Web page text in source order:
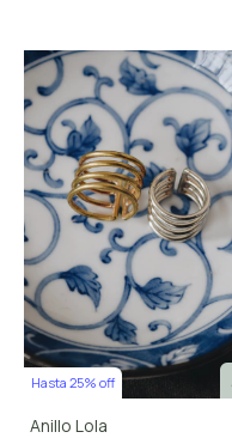
Hasta 25% off
Anillo Lola